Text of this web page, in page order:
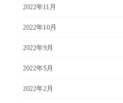
2022年11月
2022年10月
2022年9月
2022年5月
2022年2月